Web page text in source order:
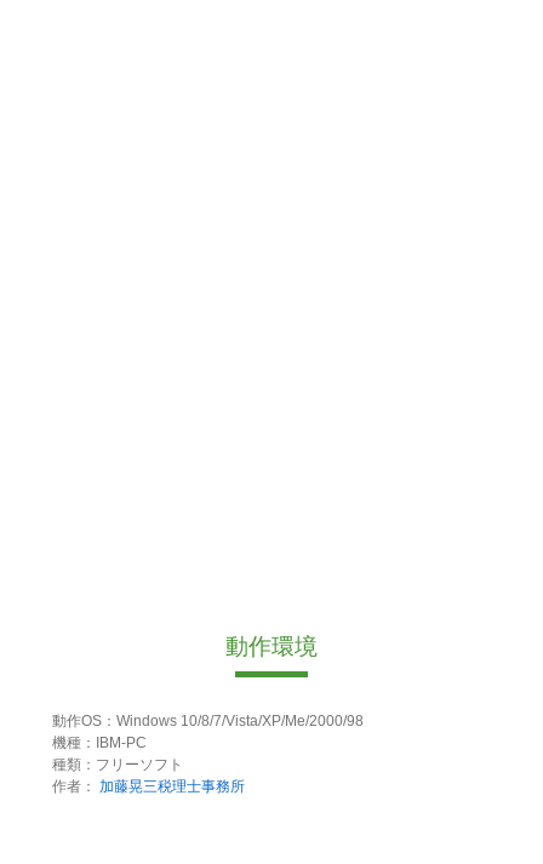
動作環境
動作OS：Windows 10/8/7/Vista/XP/Me/2000/98
機種：IBM-PC
種類：フリーソフト
作者： 加藤晃三税理士事務所